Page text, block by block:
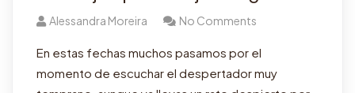
Alessandra Moreira No Comments
En estas fechas muchos pasamos por el
momento de escuchar el despertador muy